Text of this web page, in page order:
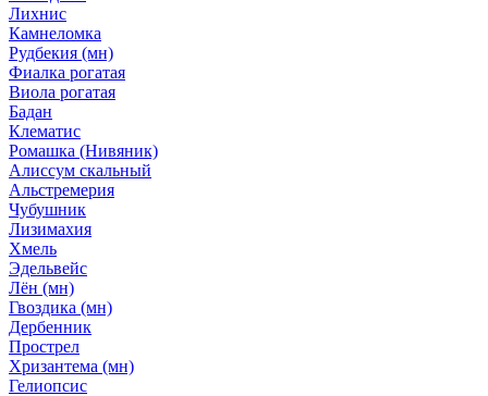
Лихнис
Камнеломка
Рудбекия (мн)
Фиалка рогатая
Виола рогатая
Бадан
Клематис
Ромашка (Нивяник)
Алиссум скальный
Альстремерия
Чубушник
Лизимахия
Хмель
Эдельвейс
Лён (мн)
Гвоздика (мн)
Дербенник
Прострел
Хризантема (мн)
Гелиопсис